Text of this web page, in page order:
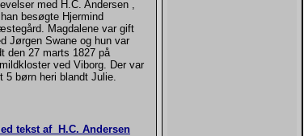
med H.C. Andersen ,
besøgte Hjermind
Magdalene var gift
Jørgen Swane og hun var
den 27 marts 1827 på
ved Viborg. Der var
5 børn heri blandt Julie.
tekst af H.C. Andersen